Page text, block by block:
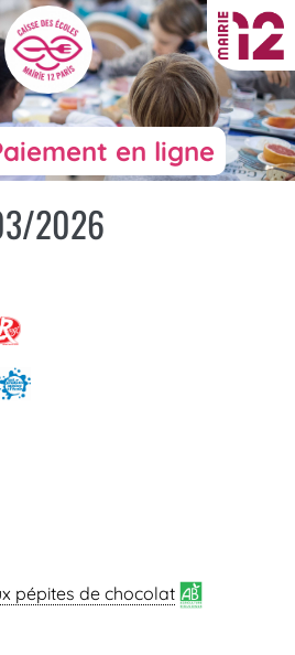
en ligne
2026
pépites de chocolat